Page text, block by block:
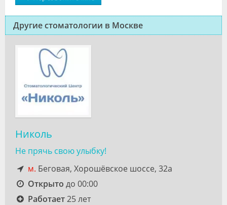
Другие стоматологии в Москве
Николь
Не прячь свою улыбку!
м. Беговая, Хорошёвское шоссе, 32а
Открыто до 00:00
Работает25 лет